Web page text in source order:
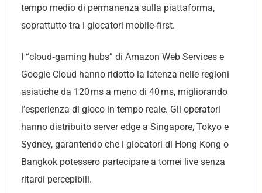
tempo medio di permanenza sulla piattaforma,
soprattutto tra i giocatori mobile‑first.
I “cloud‑gaming hubs” di Amazon Web Services e
Google Cloud hanno ridotto la latenza nelle regioni
asiatiche da 120 ms a meno di 40 ms, migliorando
l’esperienza di gioco in tempo reale. Gli operatori
hanno distribuito server edge a Singapore, Tokyo e
Sydney, garantendo che i giocatori di Hong Kong o
Bangkok potessero partecipare a tornei live senza
ritardi percepibili.